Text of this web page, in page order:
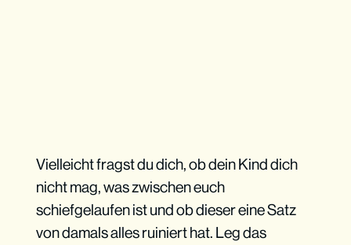
Vielleicht fragst du dich, ob dein Kind dich
nicht mag, was zwischen euch
schiefgelaufen ist und ob dieser eine Satz
von damals alles ruiniert hat. Leg das